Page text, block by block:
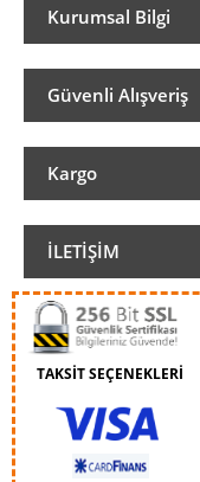
Kurumsal Bilgi
Güvenli Alışveriş
Kargo
İLETIŞIM
TAKSİT SEÇENEKLERİ